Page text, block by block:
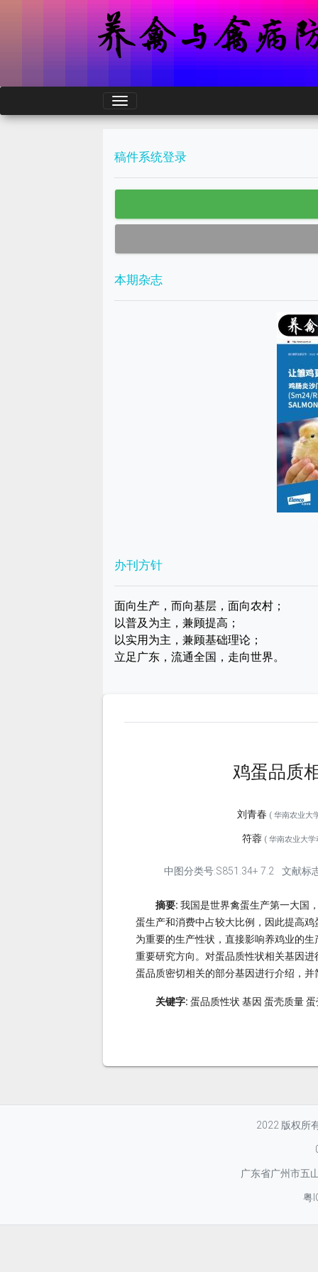
稿件系统登录
本期杂志
办刊方针
面向生产，而向基层，面向农村；
以普及为主，兼顾提高；
以实用为主，兼顾基础理论；
立足广东，流通全国，走向世界。
鸡蛋品质
刘青春 ( 华南农业大
符蓉 ( 华南农业大
中图分类号:S851.34+ 7.2 文献标
摘要: 我国是世界禽蛋生产第一大国
蛋生产和消费中占较大比例，因此提高
为重要的生产性状，直接影响养鸡业的
重要研究方向。对蛋品质性状相关基因
蛋品质密切相关的部分基因进行介绍，
关键字: 蛋品质性状 基因 蛋壳质量
2022 版权所
广东省广州市五
粤